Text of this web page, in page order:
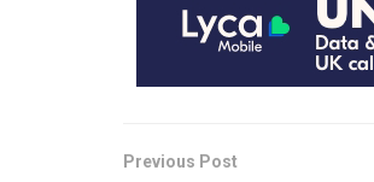
Previous Post